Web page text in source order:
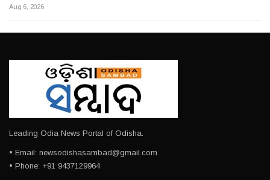
Aug 6, 2026
Leading Odia News Portal of Odisha.
• Email: newsodishasambad@gmail.com
• Phone: +91 9437129964